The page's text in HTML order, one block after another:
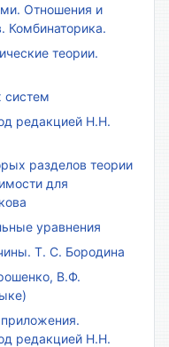
Отношения и
теории.
систем
редакцией Н.Н.
разделов теории
для
уравнения
Т. С. Бородина
В.Ф.
редакцией Н.Н.